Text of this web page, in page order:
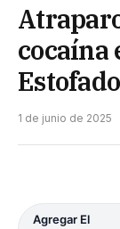
cocaína
Estofado
1 de junio de 2025
Agregar El